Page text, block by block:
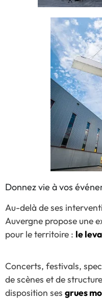
Donnez vie à vos
Au-delà de ses
Auvergne propose une
pour le territoire : le
Concerts, festivals,
de scènes et de
disposition ses grues